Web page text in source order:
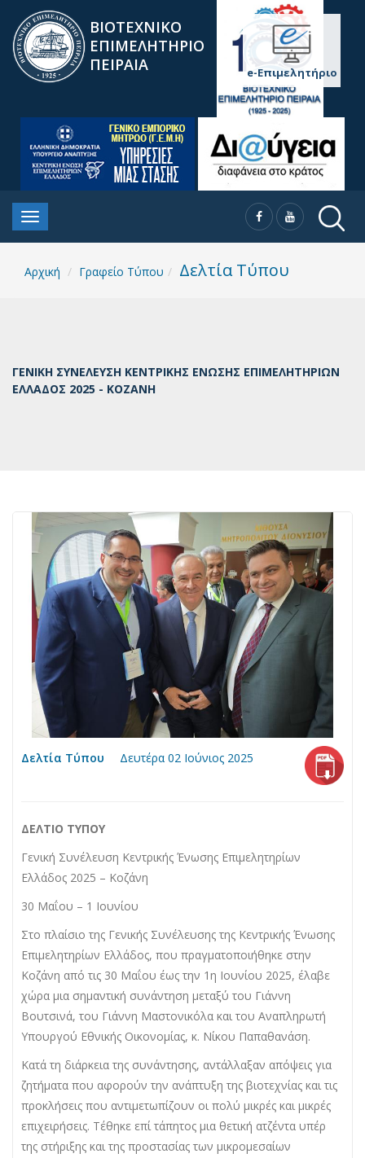
ΒΙΟΤΕΧΝΙΚΟ
ΕΠΙΜΕΛΗΤΗΡΙΟ
ΠΕΙΡΑΙΑ
e-Επιμελητήριο
Αρχική Γραφείο Τύπου Δελτία Τύπου
ΓΕΝΙΚΗ ΣΥΝΕΛΕΥΣΗ ΚΕΝΤΡΙΚΗΣ ΕΝΩΣΗΣ ΕΠΙΜΕΛΗΤΗΡΙΩΝ
ΕΛΛΑΔΟΣ 2025 - ΚΟΖΑΝΗ
Δελτία Τύπου Δευτέρα 02 Ιούνιος 2025
ΔΕΛΤΙΟ ΤΥΠΟΥ
Γενική Συνέλευση Κεντρικής Ένωσης Επιμελητηρίων
Ελλάδος 2025 – Κοζάνη
30 Μαΐου – 1 Ιουνίου
Στο πλαίσιο της Γενικής Συνέλευσης της Κεντρικής Ένωσης
Επιμελητηρίων Ελλάδος, που πραγματοποιήθηκε στην
Κοζάνη από τις 30 Μαΐου έως την 1η Ιουνίου 2025, έλαβε
χώρα μια σημαντική συνάντηση μεταξύ του Γιάννη
Βουτσινά, του Γιάννη Μαστονικόλα και του Αναπληρωτή
Υπουργού Εθνικής Οικονομίας, κ. Νίκου Παπαθανάση.
Κατά τη διάρκεια της συνάντησης, αντάλλαξαν απόψεις για
ζητήματα που αφορούν την ανάπτυξη της βιοτεχνίας και τις
προκλήσεις που αντιμετωπίζουν οι πολύ μικρές και μικρές
επιχειρήσεις. Τέθηκε επί τάπητος μια θετική ατζέντα υπέρ
της στήριξης και της προστασίας των μικρομεσαίων